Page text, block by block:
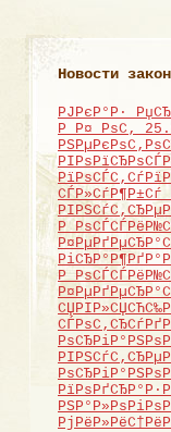
Новости
РЈРєР°Р·
Р Р¤ РѕС‚
СЃР»СѓР¶Р±Сѓ
Р
Р